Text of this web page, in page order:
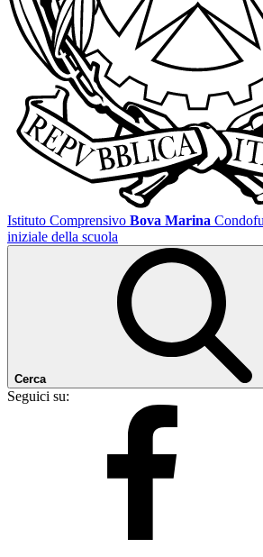
Istituto Comprensivo Bova Marina
iniziale della scuola
Cerca
Seguici su: